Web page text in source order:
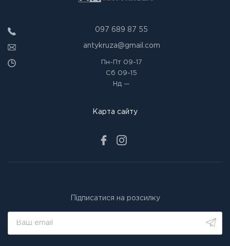
097 689 87 55
antykruza@gmail.com
Пн-Пт09-17
Сб 09-15
Нд —
Карта сайту
Підписатися на розсилку